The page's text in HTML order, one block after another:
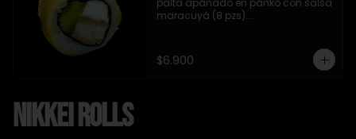
palta apanado en panko con salsa
maracuyá (8 pzs).
$6.900
Nikkei Rolls